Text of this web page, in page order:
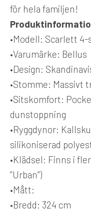
för hela familjen!
•Modell: Scarlett 4-
•Varumärke: Bellus
•Design:
•Stomme: Massivt
•Sitskomfort:
dunstoppning
•Ryggdynor:
silikoniserad
•Klädsel: Finns i
”Urban”)
•Mått:
•Bredd: 324 cm